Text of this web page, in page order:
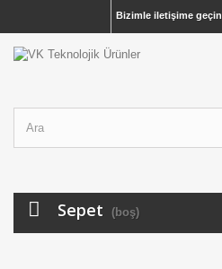
Bizimle iletişime geçin
Sepet (boş)